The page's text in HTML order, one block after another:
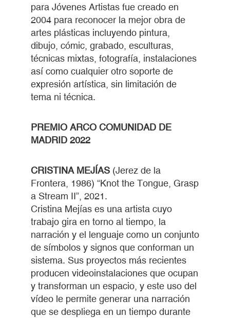
para Jóvenes Artistas fue creado en
2004 para reconocer la mejor obra de
artes plásticas incluyendo pintura,
dibujo, cómic, grabado, esculturas,
técnicas mixtas, fotografía, instalaciones
así como cualquier otro soporte de
expresión artística, sin limitación de
tema ni técnica.
PREMIO ARCO COMUNIDAD DE
MADRID 2022
CRISTINA MEJÍAS (Jerez de la
Frontera, 1986) “Knot the Tongue, Grasp
a Stream II”, 2021.
Cristina Mejías es una artista cuyo
trabajo gira en torno al tiempo, la
narración y el lenguaje como un conjunto
de símbolos y signos que conforman un
sistema. Sus proyectos más recientes
producen videoinstalaciones que ocupan
y transforman un espacio, y este uso del
vídeo le permite generar una narración
que se despliega en un tiempo durante